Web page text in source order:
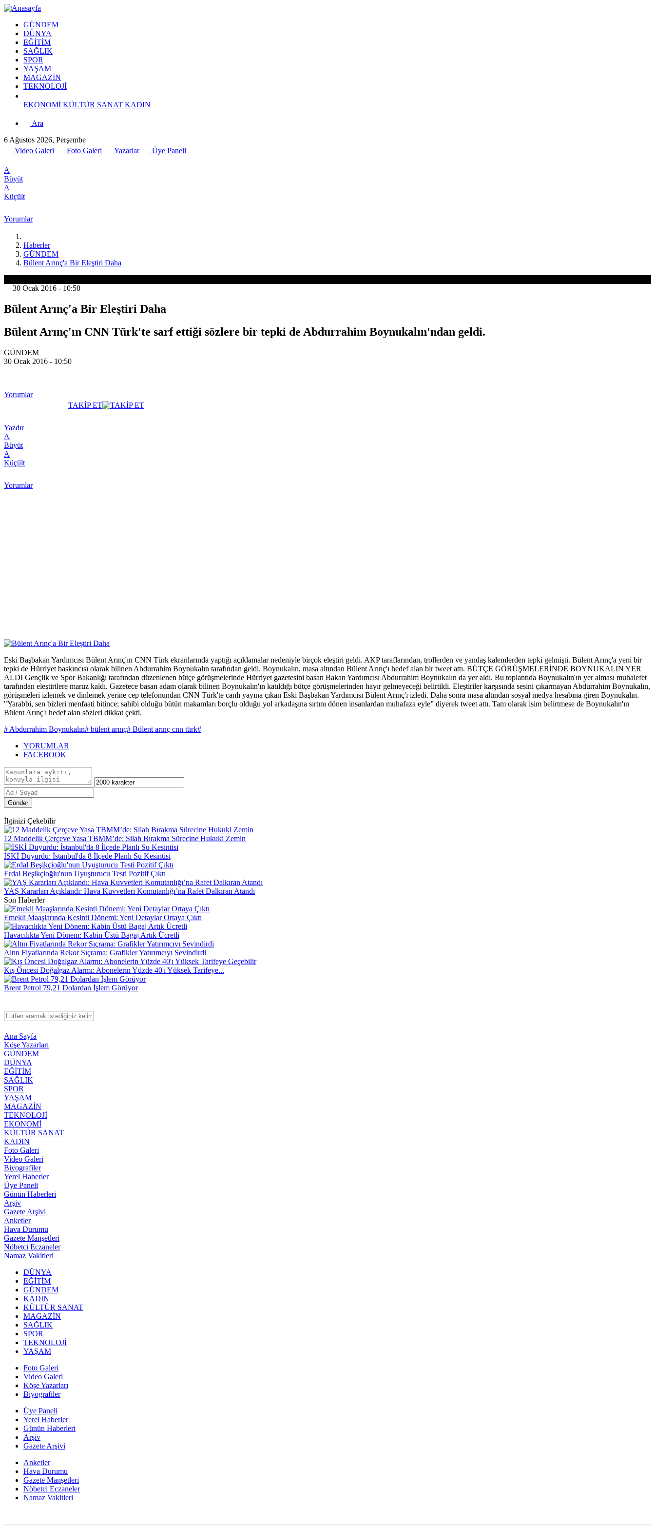
GÜNDEM
DÜNYA
EĞİTİM
SAĞLIK
SPOR
YAŞAM
MAGAZİN
TEKNOLOJİ
EKONOMİ KÜLTÜR SANAT KADIN
Ara
6 Ağustos 2026, Perşembe
Video Galeri
Foto Galeri Yazarlar Üye Paneli
A
Büyüt
A
Küçült
Yorumlar
Haberler
GÜNDEM
Bülent Arınç'a Bir Eleştiri Daha
30 Ocak 2016 - 10:50
Bülent Arınç'a Bir Eleştiri Daha
Bülent Arınç'ın CNN Türk'te sarf ettiği sözlere bir tepki de Abdurrahim Boynukalın'ndan geldi.
GÜNDEM
30 Ocak 2016 - 10:50
Yorumlar
TAKİP ET
Yazdır
A
Büyüt
A
Küçült
Yorumlar
Eski Başbakan Yardımcısı Bülent Arınç'ın CNN Türk ekranlarında yaptığı açıklamalar nedeniyle birçok eleştiri geldi. AKP taraflarından, trollerden ve yandaş kalemlerden tepki gelmişti. Bülent Arınç'a yeni bir
tepki de Hürriyet baskıncısı olarak bilinen Abdurrahim Boynukalın tarafından geldi. Boynukalın, masa altından Bülent Arınç'ı hedef alan bir tweet attı. BÜTÇE GÖRÜŞMELERİNDE BOYNUKALIN YER
ALDI Gençlik ve Spor Bakanlığı tarafından düzenlenen bütçe görüşmelerinde Hürriyet gazetesini basan Bakan Yardımcısı Abdurrahim Boynukalın da yer aldı. Bu toplantıda Boynukalın'ın yer alması muhalefet
tarafından eleştirilere maruz kaldı. Gazetece basan adam olarak bilinen Boynukalın'ın katıldığı bütçe görüşmelerinden hayır gelmeyeceği belirtildi. Eleştiriler karşısında sesini çıkarmayan Abdurrahim Boynukalın,
görüşmeleri izlemek ve dinlemek yerine cep telefonundan CNN Türk'te canlı yayına çıkan Eski Başbakan Yardımcısı Bülent Arınç'ı izledi. Daha sonra masa altından sosyal medya hesabına giren Boynukalın.
"Yarabbi, sen bizleri menfaati bitince; sahibi olduğu bütün makamları borçlu olduğu yol arkadaşına sırtını dönen insanlardan muhafaza eyle” diyerek tweet attı. Tam olarak isim belirtmese de Boynukalın'ın
Bülent Arınç'ı hedef alan sözleri dikkat çekti.
# Abdurrahim Boynukalın# bülent arınç# Bülent arınç cnn türk#
YORUMLAR
FACEBOOK
Gönder
İlginizi Çekebilir
12 Maddelik Çerçeve Yasa TBMM’de: Silah Bırakma Sürecine Hukuki Zemin
İSKİ Duyurdu: İstanbul'da 8 İlçede Planlı Su Kesintisi
Erdal Beşikçioğlu'nun Uyuşturucu Testi Pozitif Çıktı
YAŞ Kararları Açıklandı: Hava Kuvvetleri Komutanlığı’na Rafet Dalkıran Atandı
Son Haberler
Emekli Maaşlarında Kesinti Dönemi: Yeni Detaylar Ortaya Çıktı
Havacılıkta Yeni Dönem: Kabin Üstü Bagaj Artık Ücretli
Altın Fiyatlarında Rekor Sıçrama: Grafikler Yatırımcıyı Sevindirdi
Kış Öncesi Doğalgaz Alarmı: Abonelerin Yüzde 40'ı Yüksek Tarifeye...
Brent Petrol 79,21 Dolardan İşlem Görüyor
Ana Sayfa
Köşe Yazarları
GÜNDEM
DÜNYA
EĞİTİM
SAĞLIK
SPOR
YAŞAM
MAGAZİN
TEKNOLOJİ
EKONOMİ
KÜLTÜR SANAT
KADIN
Foto Galeri
Video Galeri
Biyografiler
Yerel Haberler
Üye Paneli
Günün Haberleri
Arşiv
Gazete Arşivi
Anketler
Hava Durumu
Gazete Manşetleri
Nöbetci Eczaneler
Namaz Vakitleri
DÜNYA
EĞİTİM
GÜNDEM
KADIN
KÜLTÜR SANAT
MAGAZİN
SAĞLIK
SPOR
TEKNOLOJİ
YAŞAM
Foto Galeri
Video Galeri
Köşe Yazarları
Biyografiler
Üye Paneli
Yerel Haberler
Günün Haberleri
Arşiv
Gazete Arşivi
Anketler
Hava Durumu
Gazete Manşetleri
Nöbetci Eczaneler
Namaz Vakitleri